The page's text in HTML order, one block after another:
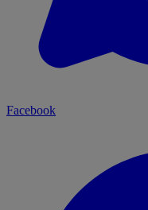
Facebook